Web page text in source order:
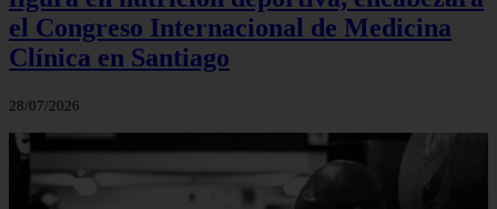
el Congreso Internacional de Medicina
Clínica en Santiago
28/07/2026